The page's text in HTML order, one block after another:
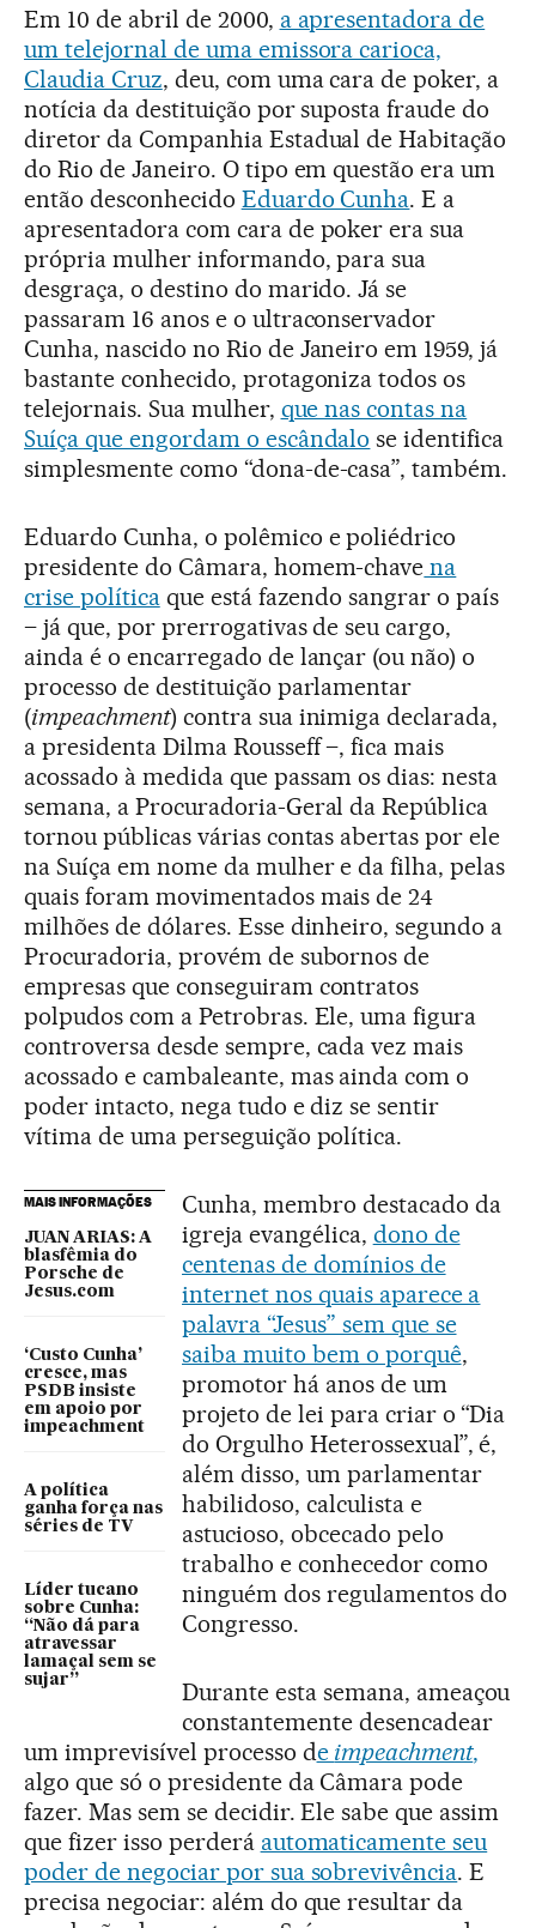
Em 10 de abril de 2000, a apresentadora de
um telejornal de uma emissora carioca,
Claudia Cruz, deu, com uma cara de poker, a
notícia da destituição por suposta fraude do
diretor da Companhia Estadual de Habitação
do Rio de Janeiro. O tipo em questão era um
então desconhecido Eduardo Cunha. E a
apresentadora com cara de poker era sua
própria mulher informando, para sua
desgraça, o destino do marido. Já se
passaram 16 anos e o ultraconservador
Cunha, nascido no Rio de Janeiro em 1959, já
bastante conhecido, protagoniza todos os
telejornais. Sua mulher, que nas contas na
Suíça que engordam o escândalo se identifica
simplesmente como “dona-de-casa”, também.
Eduardo Cunha, o polêmico e poliédrico
presidente do Câmara, homem-chave na
crise políticaque está fazendo sangrar o país
– já que, por prerrogativas de seu cargo,
ainda é o encarregado de lançar (ou não) o
processo de destituição parlamentar
(impeachment) contra sua inimiga declarada,
a presidenta Dilma Rousseff –, fica mais
acossado à medida que passam os dias: nesta
semana, a Procuradoria-Geral da República
tornou públicas várias contas abertas por ele
na Suíça em nome da mulher e da filha, pelas
quais foram movimentados mais de 24
milhões de dólares. Esse dinheiro, segundo a
Procuradoria, provém de subornos de
empresas que conseguiram contratos
polpudos com a Petrobras. Ele, uma figura
controversa desde sempre, cada vez mais
acossado e cambaleante, mas ainda com o
poder intacto, nega tudo e diz se sentir
vítima de uma perseguição política.
MAIS INFORMAÇÕES
JUAN ARIAS: A
blasfêmia do
Porsche de
Jesus.com
‘Custo Cunha’
cresce, mas
PSDB insiste
em apoio por
impeachment
A política
ganha força nas
séries de TV
Líder tucano
sobre Cunha:
“Não dá para
atravessar
lamaçal sem se
sujar”
Cunha, membro destacado da
igreja evangélica, dono de
centenas de domínios de
internet nos quais aparece a
palavra “Jesus” sem que se
saiba muito bem o porquê,
promotor há anos de um
projeto de lei para criar o “Dia
do Orgulho Heterossexual”, é,
além disso, um parlamentar
habilidoso, calculista e
astucioso, obcecado pelo
trabalho e conhecedor como
ninguém dos regulamentos do
Congresso.
Durante esta semana, ameaçou
constantemente desencadear
um imprevisível processo de impeachment,
algo que só o presidente da Câmara pode
fazer. Mas sem se decidir. Ele sabe que assim
que fizer isso perderá automaticamente seu
poder de negociar por sua sobrevivência. E
precisa negociar: além do que resultar da